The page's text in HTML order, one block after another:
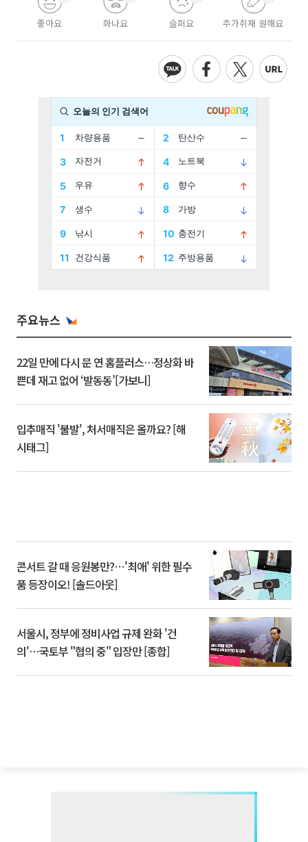
좋아요 화나요 슬퍼요 추가취재 원해요
주요뉴스
22일 만에 다시 문 연 홈플러스…정상화 바
쁜데 재고 없어 ‘발동동’[가보니]
입추매직 '불발', 처서매직은 올까요? [해
시태그]
콘서트 갈 때 응원봉만?⋯'최애' 위한 필수
품 등장이오! [솔드아웃]
서울시, 정부에 정비사업 규제 완화 '건
의'⋯국토부 "협의 중" 입장만 [종합]